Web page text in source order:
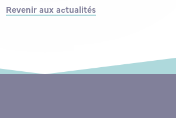
Revenir aux actualités